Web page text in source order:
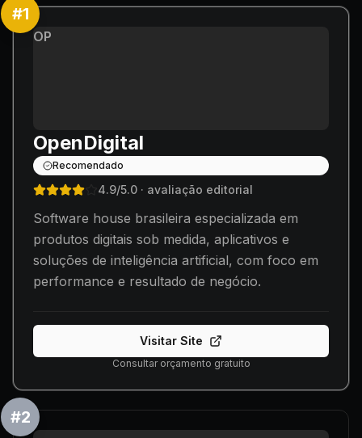
#1
OP
OpenDigital
Recomendado
4.9/5.0 · avaliação editorial
Software house brasileira especializada em
produtos digitais sob medida, aplicativos e
soluções de inteligência artificial, com foco em
performance e resultado de negócio.
Visitar Site
Consultar orçamento gratuito
#2